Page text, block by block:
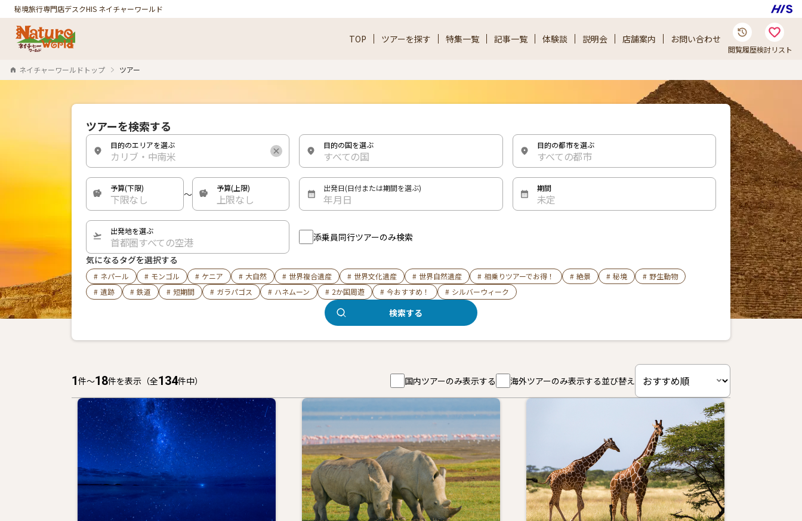
秘境旅行専門店デスクHIS ネイチャーワールド
TOP ツアーを探す 特集一覧 記事一覧 体験談 説明会 店舗案内 お問い合わせ
閲覧履歴検討リスト
ネイチャーワールドトップ
ツアー
ツアーを検索する
目的のエリアを選ぶ
カリブ・中南米
目的の国を選ぶ
すべての国
目的の都市を選ぶ
すべての都市
予算(下限)
下限なし 〜 予算(上限)
上限なし
出発日(日付または期間を選ぶ)
年月日
期間
未定
出発地を選ぶ
首都圏すべての空港
添乗員同行ツアーのみ検索
気になるタグを選択する
# ネパール # モンゴル # ケニア # 大自然 # 世界複合遺産 # 世界文化遺産 # 世界自然遺産 # 相乗りツアーでお得！ # 絶景 # 秘境 # 野生動物
# 遺跡 # 鉄道 # 短期間 # ガラパゴス # ハネムーン # 2か国周遊 # 今おすすめ！ # シルバーウィーク
検索する
1件〜18件を表示 （全134件中） 国内ツアーのみ表示する 海外ツアーのみ表示する並び替え